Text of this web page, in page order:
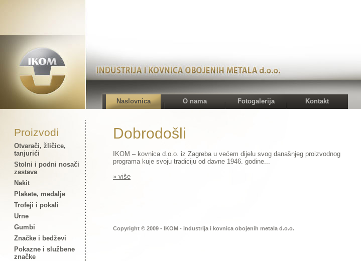
Naslovnica O nama Fotogalerija Kontakt
Proizvodi
Otvarači, žličice,
tanjurići
Stolni i podni nosači
zastava
Nakit
Plakete, medalje
Trofeji i pokali
Urne
Gumbi
Značke i bedževi
Pokazne i službene
značke
Dobrodošli
IKOM – kovnica d.o.o. iz Zagreba u većem dijelu svog današnjeg proizvodnog
programa kuje svoju tradiciju od davne 1946. godine...
» više
Copyright © 2009 - IKOM - industrija i kovnica obojenih metala d.o.o.